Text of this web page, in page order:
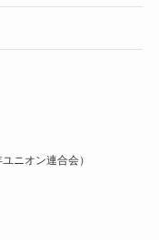
ニオン連合会）